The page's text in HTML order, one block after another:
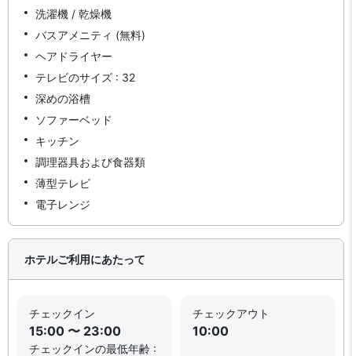
洗濯機 / 乾燥機
バスアメニティ (無料)
ヘアドライヤー
テレビのサイズ : 32
深めの浴槽
ソファーベッド
キッチン
調理器具および食器類
薄型テレビ
電子レンジ
ホテルご利用にあたって
チェックイン
15:00 〜 23:00
チェックインの最低年齢 :
チェックアウト
10:00